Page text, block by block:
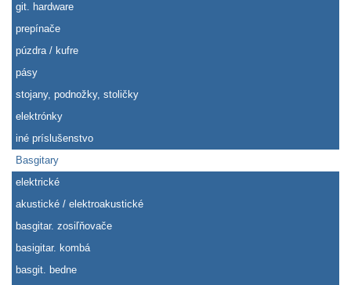
git. hardware
prepínače
púzdra / kufre
pásy
stojany, podnožky, stoličky
elektrónky
iné príslušenstvo
Basgitary
elektrické
akustické / elektroakustické
basgitar. zosiľňovače
basigitar. kombá
basgit. bedne